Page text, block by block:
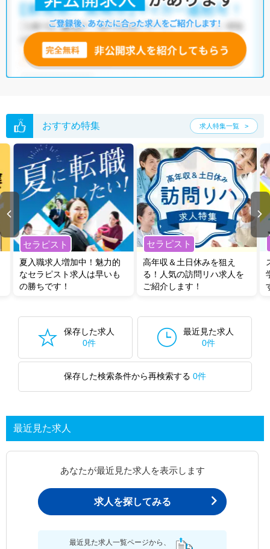
おすすめ特集 求人特集一覧
セラピスト
夏入職求人増加中！魅力的
なセラピスト求人は早いも
の勝ちです！
セラピスト
高年収＆土日休みを狙え
る！人気の訪問リハ求人を
ご紹介します！
保存した求人
0件
最近見た求人
0件
保存した検索条件から再検索する 0件
最近見た求人
あなたが最近見た求人を表示します
求人を探してみる
最近見た求人一覧ページから、